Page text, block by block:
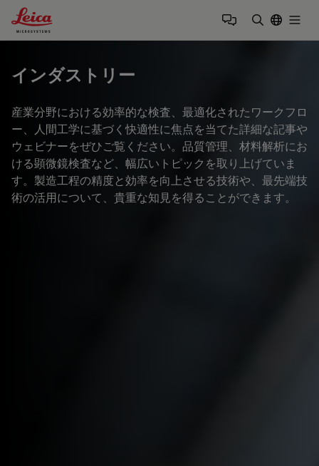
Leica Microsystems Logo
インダストリー
産業分野における効率的な検査、最適化されたワークフロ
ー、人間工学に基づく快適性に焦点を当てた詳細な記事や
ウェビナーをぜひご覧ください。品質管理、材料解析にお
ける顕微鏡検査など、幅広いトピックを取り上げていま
す。製造工程の精度と効率を向上させる技術や、最先端技
術の活用について、貴重な知見を得ることができます。